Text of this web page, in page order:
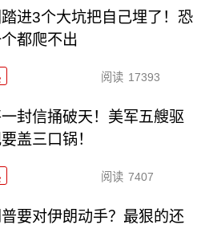
进3个大坑把自己埋了！恐
都爬不出
阅读 17393
一封信捅破天！美军五艘驱
盖三口锅！
阅读 7407
要对伊朗动手？最狠的还